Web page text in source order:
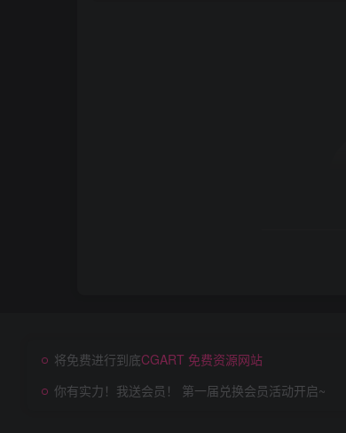
将免费进行到底CGART 免费资源网站
你有实力！我送会员！ 第一届兑换会员活动开启~